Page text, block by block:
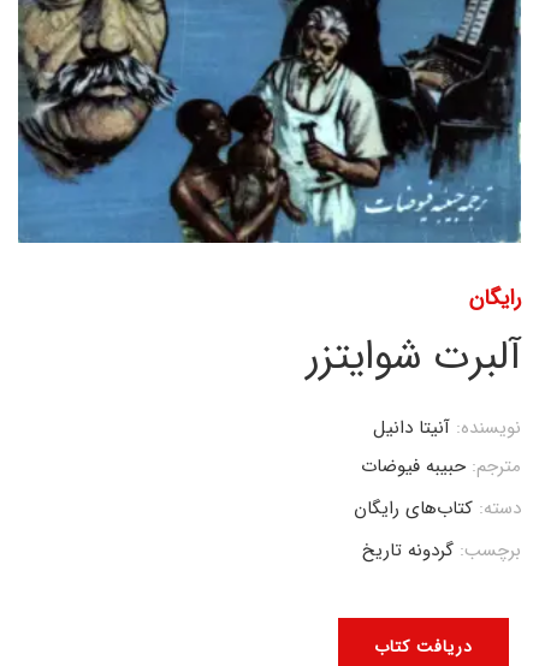
رایگان
آلبرت شوایتزر
دریافت کتاب
نویسنده: آنیتا دانیل
مترجم: حبیبه فیوضات
دسته: کتاب‌های رایگان
برچسب: گردونه تاریخ